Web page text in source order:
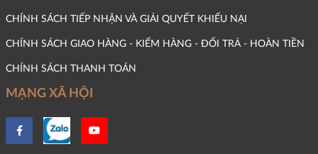
CHÍNH SÁCH TIẾP NHẬN VÀ GIẢI QUYẾT KHIẾU NẠI
CHÍNH SÁCH GIAO HÀNG - KIỂM HÀNG - ĐỔI TRẢ - HOÀN TIỀN
CHÍNH SÁCH THANH TOÁN
MẠNG XÃ HỘI